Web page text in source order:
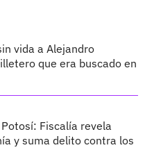
vida a Alejandro
que era buscado en
Fiscalía revela
y suma delito contra los